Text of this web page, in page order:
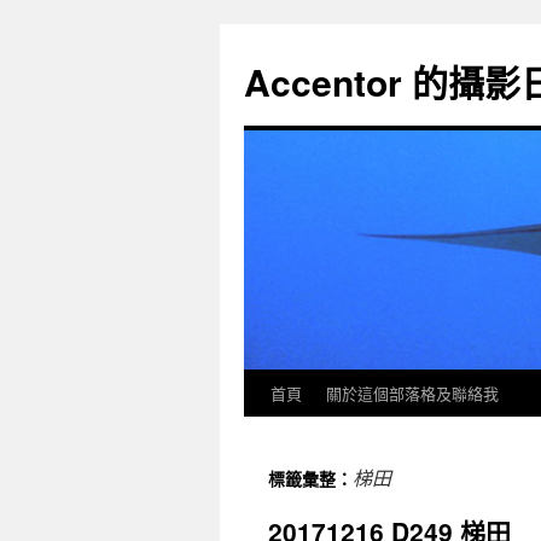
Accentor 的攝影
首頁 關於這個部落格及聯絡我
標籤彙整： 梯田
20171216 D249 梯田